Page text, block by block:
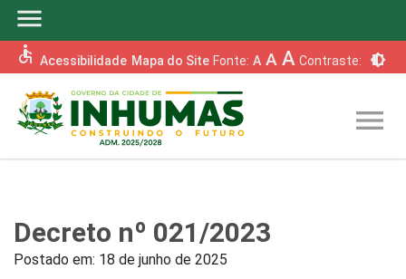
menu
accessible Acessibilidade Mapa do Site Fonte: A A A Contraste: brightness_6
menu
Decreto nº 021/2023
Postado em: 18 de junho de 2025